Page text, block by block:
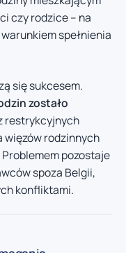
czy rodzice – na
spełnienia
się sukcesem.
zostało
restrykcyjnych
więzów rodzinnych
pozostaje
spoza Belgii,
konfliktami.